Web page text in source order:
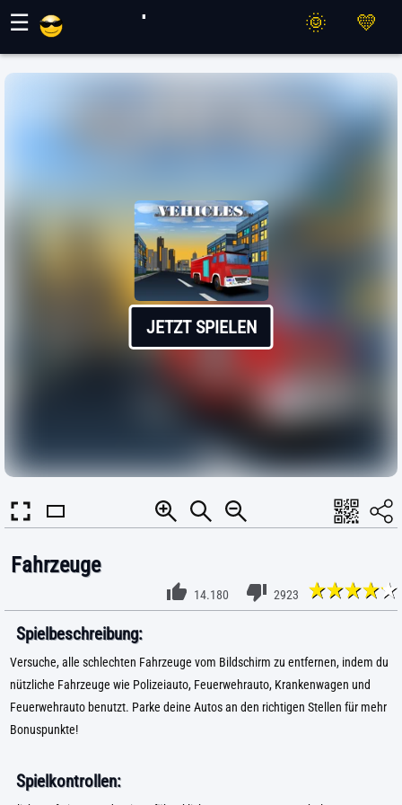
☰
JETZT SPIELEN
Fahrzeuge
14.180 2923
Spielbeschreibung:
Versuche, alle schlechten Fahrzeuge vom Bildschirm zu entfernen, indem du
nützliche Fahrzeuge wie Polizeiauto, Feuerwehrauto, Krankenwagen und
Feuerwehrauto benutzt. Parke deine Autos an den richtigen Stellen für mehr
Bonuspunkte!
Spielkontrollen: